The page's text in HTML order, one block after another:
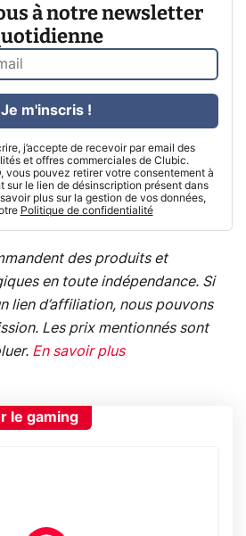
à notre newsletter
j’accepte de recevoir par email des
et offres commerciales de Clubic.
vous pouvez retirer votre consentement à
sur le lien de désinscription présent dans
plus sur la gestion de vos données,
Politique de confidentialité
Je m'inscris !
des produits et
en toute indépendance. Si
lien d’affiliation, nous pouvons
Les prix mentionnés sont
En savoir plus
le gaming